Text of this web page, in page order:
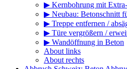
▶ Kernbohrung mit
▶ Neubau: Betonschnitt
▶ Treppe entfernen /
▶ Türe vergrößern /
▶ Wandöffnung in Beton
About links
About rechts